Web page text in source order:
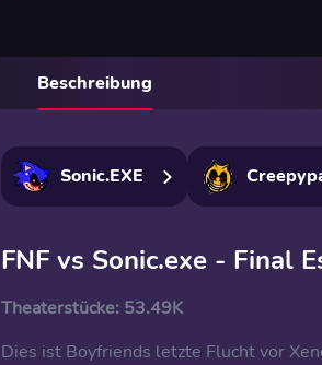
Beschreibung
Sonic.EXE
FNF vs Sonic.exe - Final
Theaterstücke: 53.49K
Dies ist Boyfriends letzte Flucht vor